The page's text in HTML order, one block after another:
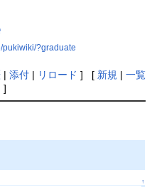
pukiwiki/?graduate
| 添付| リロード ] [ 新規 | 一覧
]
↑